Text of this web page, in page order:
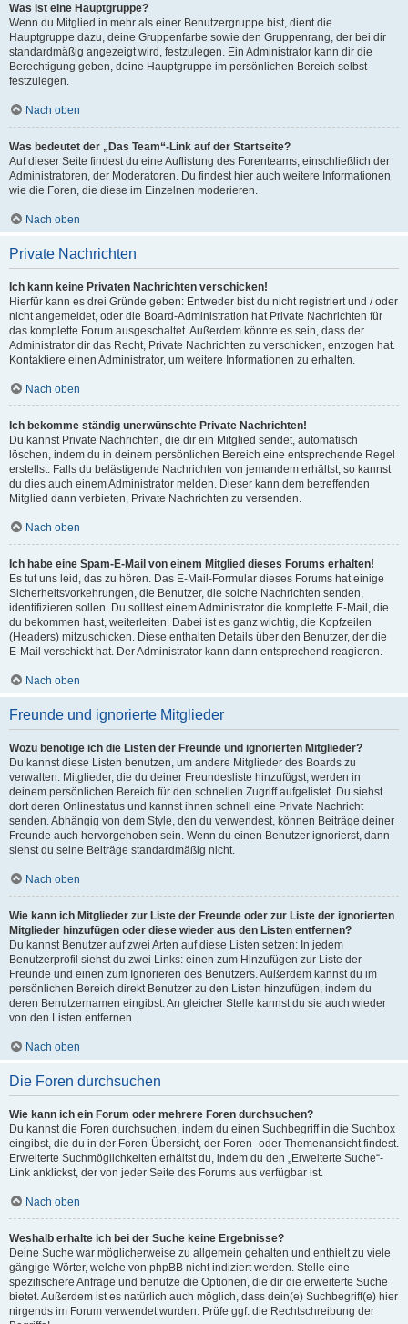
Was ist eine Hauptgruppe?
Wenn du Mitglied in mehr als einer Benutzergruppe bist, dient die
Hauptgruppe dazu, deine Gruppenfarbe sowie den Gruppenrang, der bei dir
standardmäßig angezeigt wird, festzulegen. Ein Administrator kann dir die
Berechtigung geben, deine Hauptgruppe im persönlichen Bereich selbst
festzulegen.
Nach oben
Was bedeutet der „Das Team“-Link auf der Startseite?
Auf dieser Seite findest du eine Auflistung des Forenteams, einschließlich der
Administratoren, der Moderatoren. Du findest hier auch weitere Informationen
wie die Foren, die diese im Einzelnen moderieren.
Nach oben
Private Nachrichten
Ich kann keine Privaten Nachrichten verschicken!
Hierfür kann es drei Gründe geben: Entweder bist du nicht registriert und / oder
nicht angemeldet, oder die Board-Administration hat Private Nachrichten für
das komplette Forum ausgeschaltet. Außerdem könnte es sein, dass der
Administrator dir das Recht, Private Nachrichten zu verschicken, entzogen hat.
Kontaktiere einen Administrator, um weitere Informationen zu erhalten.
Nach oben
Ich bekomme ständig unerwünschte Private Nachrichten!
Du kannst Private Nachrichten, die dir ein Mitglied sendet, automatisch
löschen, indem du in deinem persönlichen Bereich eine entsprechende Regel
erstellst. Falls du belästigende Nachrichten von jemandem erhältst, so kannst
du dies auch einem Administrator melden. Dieser kann dem betreffenden
Mitglied dann verbieten, Private Nachrichten zu versenden.
Nach oben
Ich habe eine Spam-E-Mail von einem Mitglied dieses Forums erhalten!
Es tut uns leid, das zu hören. Das E-Mail-Formular dieses Forums hat einige
Sicherheitsvorkehrungen, die Benutzer, die solche Nachrichten senden,
identifizieren sollen. Du solltest einem Administrator die komplette E-Mail, die
du bekommen hast, weiterleiten. Dabei ist es ganz wichtig, die Kopfzeilen
(Headers) mitzuschicken. Diese enthalten Details über den Benutzer, der die
E-Mail verschickt hat. Der Administrator kann dann entsprechend reagieren.
Nach oben
Freunde und ignorierte Mitglieder
Wozu benötige ich die Listen der Freunde und ignorierten Mitglieder?
Du kannst diese Listen benutzen, um andere Mitglieder des Boards zu
verwalten. Mitglieder, die du deiner Freundesliste hinzufügst, werden in
deinem persönlichen Bereich für den schnellen Zugriff aufgelistet. Du siehst
dort deren Onlinestatus und kannst ihnen schnell eine Private Nachricht
senden. Abhängig von dem Style, den du verwendest, können Beiträge deiner
Freunde auch hervorgehoben sein. Wenn du einen Benutzer ignorierst, dann
siehst du seine Beiträge standardmäßig nicht.
Nach oben
Wie kann ich Mitglieder zur Liste der Freunde oder zur Liste der ignorierten
Mitglieder hinzufügen oder diese wieder aus den Listen entfernen?
Du kannst Benutzer auf zwei Arten auf diese Listen setzen: In jedem
Benutzerprofil siehst du zwei Links: einen zum Hinzufügen zur Liste der
Freunde und einen zum Ignorieren des Benutzers. Außerdem kannst du im
persönlichen Bereich direkt Benutzer zu den Listen hinzufügen, indem du
deren Benutzernamen eingibst. An gleicher Stelle kannst du sie auch wieder
von den Listen entfernen.
Nach oben
Die Foren durchsuchen
Wie kann ich ein Forum oder mehrere Foren durchsuchen?
Du kannst die Foren durchsuchen, indem du einen Suchbegriff in die Suchbox
eingibst, die du in der Foren-Übersicht, der Foren- oder Themenansicht findest.
Erweiterte Suchmöglichkeiten erhältst du, indem du den „Erweiterte Suche“-
Link anklickst, der von jeder Seite des Forums aus verfügbar ist.
Nach oben
Weshalb erhalte ich bei der Suche keine Ergebnisse?
Deine Suche war möglicherweise zu allgemein gehalten und enthielt zu viele
gängige Wörter, welche von phpBB nicht indiziert werden. Stelle eine
spezifischere Anfrage und benutze die Optionen, die dir die erweiterte Suche
bietet. Außerdem ist es natürlich auch möglich, dass dein(e) Suchbegriff(e) hier
nirgends im Forum verwendet wurden. Prüfe ggf. die Rechtschreibung der